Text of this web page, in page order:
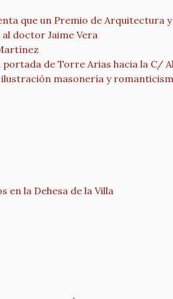
que un Premio de
doctor Jaime Vera
de Torre Arias hacia la C/
ilustración masonería y
en la Dehesa de la Villa